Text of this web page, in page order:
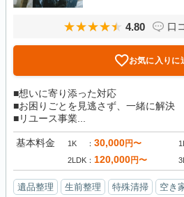
4.80 口
お気に入りに
■想いに寄り添った対応
■お困りごとを見逃さず、一緒に解決
■リユース事業...
基本料金 1K 30,000円〜
2LDK 120,000円〜
遺品整理 生前整理 特殊清掃 空き